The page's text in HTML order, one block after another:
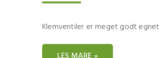
Klemventiler er meget godt